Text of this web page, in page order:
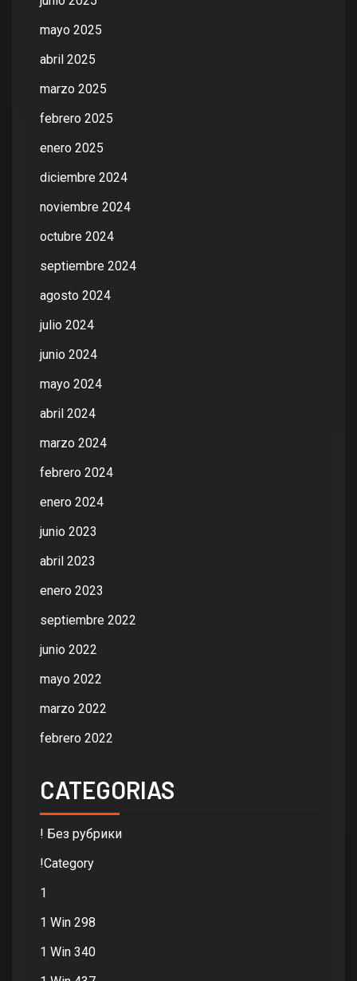
mayo 2025
abril 2025
marzo 2025
febrero 2025
enero 2025
diciembre 2024
noviembre 2024
octubre 2024
septiembre 2024
agosto 2024
julio 2024
junio 2024
mayo 2024
abril 2024
marzo 2024
febrero 2024
enero 2024
junio 2023
abril 2023
enero 2023
septiembre 2022
junio 2022
mayo 2022
marzo 2022
febrero 2022
CATEGORIAS
! Без рубрики
!Category
1
1 Win 298
1 Win 340